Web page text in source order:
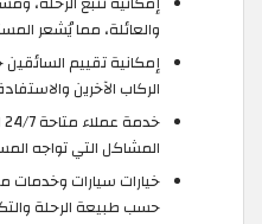
والعائلة، مما يُشعر
إمكانية تقييم
الركاب الآخرين
المشاكل التي تواجه
خيارات سيارات وخدمات
حسب طبيعة الرحلة